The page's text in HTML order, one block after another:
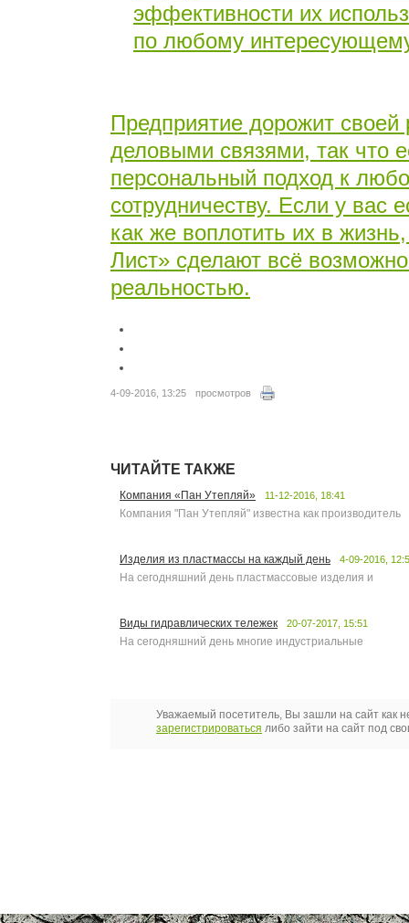
эффективности их
по любому
Предприятие дорожит
деловыми связями, так что
персональный подход к
сотрудничеству. Если у вас
как же воплотить их в
Лист» сделают всё
реальностью.
4-09-2016, 13:25 просмотров
ЧИТАЙТЕ ТАКЖЕ
Компания «Пан Утепляй» 11-12-2016, 18:41
Компания "Пан Утепляй" известна как производитель
Изделия из пластмассы на каждый день 4-09-2016,
На сегодняшний день пластмассовые изделия и
Виды гидравлических тележек 20-07-2017, 15:51
На сегодняшний день многие индустриальные
Уважаемый посетитель, Вы зашли на сайт как
зарегистрироваться либо зайти на сайт под